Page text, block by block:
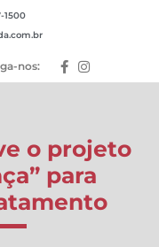
1500
nos:
o projeto
para